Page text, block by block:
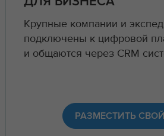
Крупные компании и
подключены к цифровой
и общаются через CRM
РАЗМЕСТИТЬ